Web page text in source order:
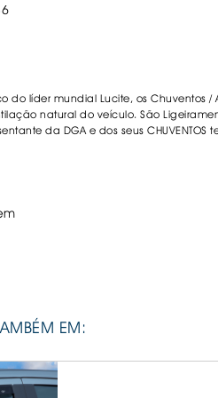
PNEUS
EBC
do líder mundial Lucite, os Chuventos /
natural do veículo. São
da DGA e dos seus
EM: